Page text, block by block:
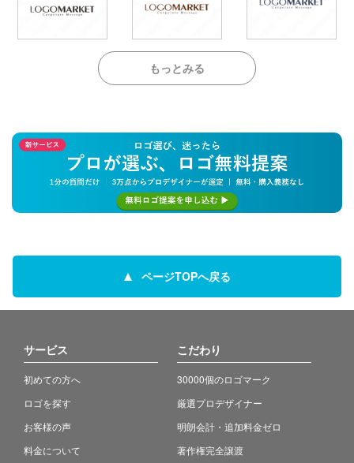
もっとみる
ページTOPへ戻る
サービス
初めての方へ
ロゴを探す
お客様の声
料金について
こだわり
30000個のロゴマーク
厳選プロデザイナー
明朗会計・追加料金ゼロ
著作権完全譲渡